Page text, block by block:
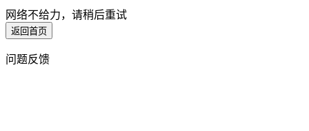
网络不给力，请稍后重试
返回首页
问题反馈